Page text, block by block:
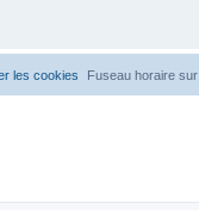
Fuseau horaire sur
les cookies